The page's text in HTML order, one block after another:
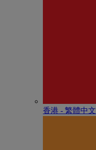
香港 - 繁體中文